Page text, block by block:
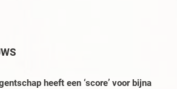
heeft een ‘score’ voor bijna